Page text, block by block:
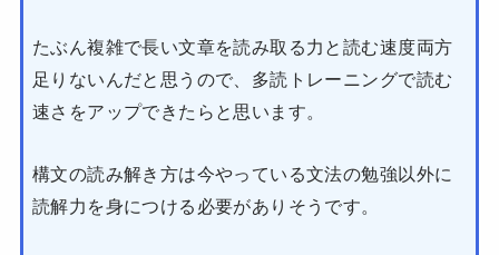
たぶん複雑で長い文章を読み取る力と読む速度両方
足りないんだと思うので、多読トレーニングで読む
速さをアップできたらと思います。
構文の読み解き方は今やっている文法の勉強以外に
読解力を身につける必要がありそうです。